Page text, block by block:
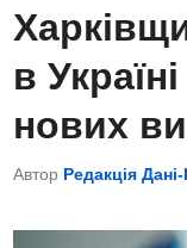
o
s
e
d
i
в
нових
Автор Редакція